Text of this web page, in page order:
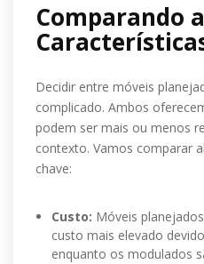
Comparando
Decidir entre móveis
complicado. Ambos
podem ser mais ou menos
contexto. Vamos comparar
chave:
Custo: Móveis
custo mais elevado
enquanto os modulados